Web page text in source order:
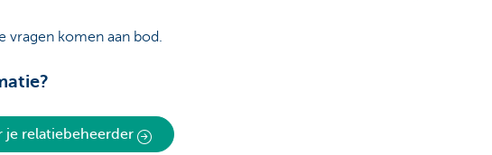
vragen komen aan bod.
je relatiebeheerder